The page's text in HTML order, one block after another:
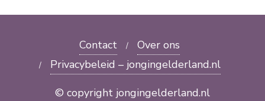
Contact
Over ons
Privacybeleid – jongingelderland.nl
© copyright jongingelderland.nl